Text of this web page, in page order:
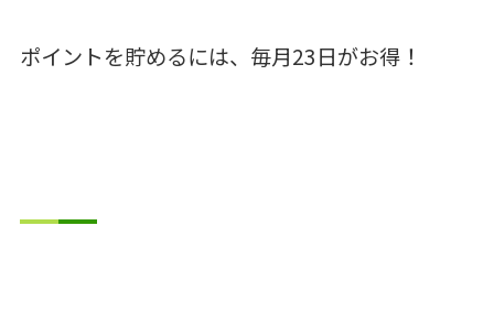
ポイントを貯めるには、毎月23日がお得！